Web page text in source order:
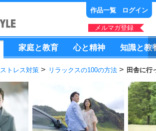
作品一覧 ログイン
メルマガ登録
家庭と教育 心と精神 知識と教
ストレス対策 リラックスの100の方法 田舎に行